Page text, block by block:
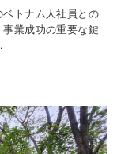
トナム人社員との
業成功の重要な鍵